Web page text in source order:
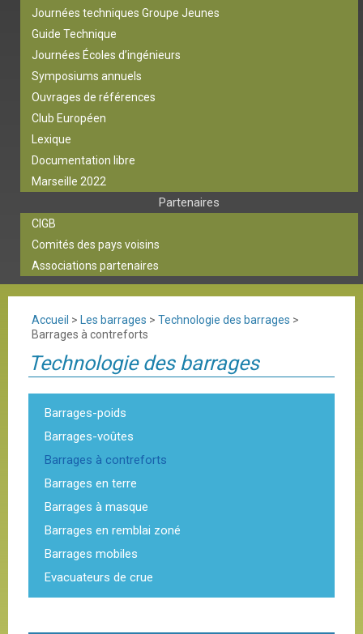
Journées techniques Groupe Jeunes
Guide Technique
Journées Écoles d’ingénieurs
Symposiums annuels
Ouvrages de références
Club Européen
Lexique
Documentation libre
Marseille 2022
Partenaires
CIGB
Comités des pays voisins
Associations partenaires
Accueil > Les barrages > Technologie des barrages >
Barrages à contreforts
Technologie des barrages
Barrages-poids
Barrages-voûtes
Barrages à contreforts
Barrages en terre
Barrages à masque
Barrages en remblai zoné
Barrages mobiles
Evacuateurs de crue